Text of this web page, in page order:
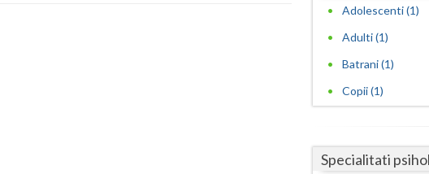
Adolescenti (1)
Adulti (1)
Batrani (1)
Copii (1)
Specialitati